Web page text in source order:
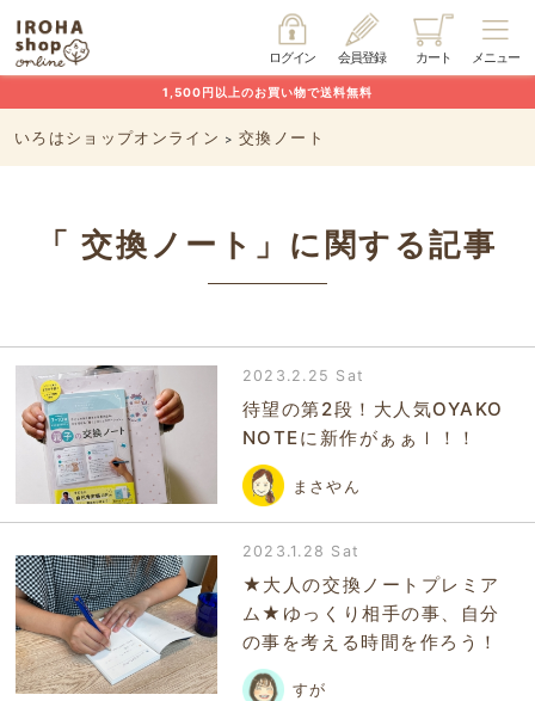
メニュー
カート
会員登録
ログイン
1,500円以上のお買い物で送料無料
いろはショップオンライン >交換ノート
「 交換ノート」に関する記事
2023.2.25 Sat
待望の第2段！大人気OYAKO
NOTEに新作がぁぁｌ！！
まさやん
2023.1.28 Sat
★大人の交換ノートプレミア
ム★ゆっくり相手の事、自分
の事を考える時間を作ろう！
すが